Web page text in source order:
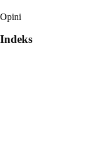
Opini
Indeks